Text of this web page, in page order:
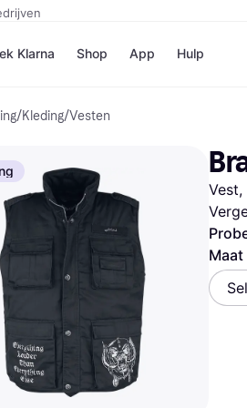
Klarna Shop
Bol
H&M
App Hulp
/Kleding/Vesten
Vest,